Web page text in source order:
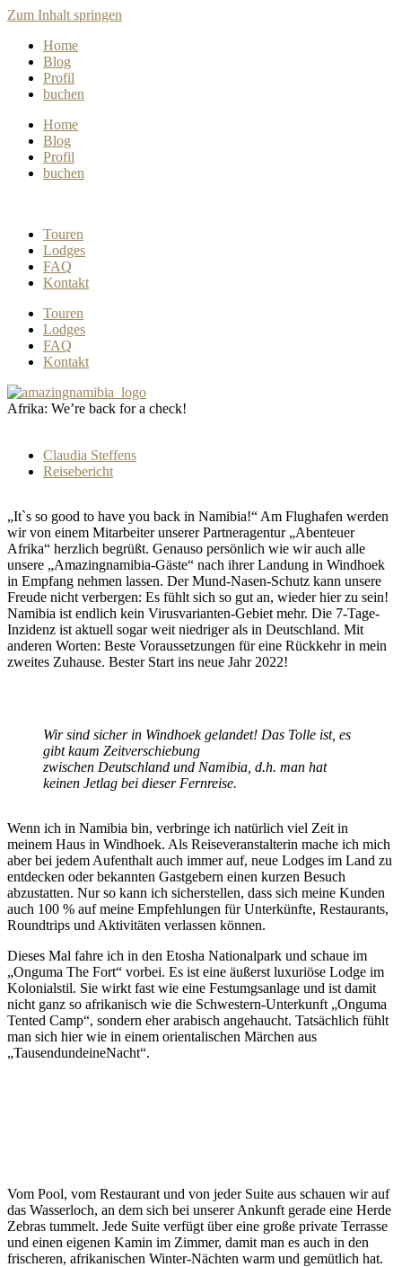
Zum Inhalt springen
Home
Blog
Profil
buchen
Home
Blog
Profil
buchen
Touren
Lodges
FAQ
Kontakt
Touren
Lodges
FAQ
Kontakt
Afrika: We’re back for a check!
Claudia Steffens
Reisebericht
„It`s so good to have you back in Namibia!“ Am Flughafen werden
wir von einem Mitarbeiter unserer Partneragentur „Abenteuer
Afrika“ herzlich begrüßt. Genauso persönlich wie wir auch alle
unsere „Amazingnamibia-Gäste“ nach ihrer Landung in Windhoek
in Empfang nehmen lassen. Der Mund-Nasen-Schutz kann unsere
Freude nicht verbergen: Es fühlt sich so gut an, wieder hier zu sein!
Namibia ist endlich kein Virusvarianten-Gebiet mehr. Die 7-Tage-
Inzidenz ist aktuell sogar weit niedriger als in Deutschland. Mit
anderen Worten: Beste Voraussetzungen für eine Rückkehr in mein
zweites Zuhause. Bester Start ins neue Jahr 2022!
Wir sind sicher in Windhoek gelandet! Das Tolle ist, es
gibt kaum Zeitverschiebung
zwischen Deutschland und Namibia, d.h. man hat
keinen Jetlag bei dieser Fernreise.
Wenn ich in Namibia bin, verbringe ich natürlich viel Zeit in
meinem Haus in Windhoek. Als Reiseveranstalterin mache ich mich
aber bei jedem Aufenthalt auch immer auf, neue Lodges im Land zu
entdecken oder bekannten Gastgebern einen kurzen Besuch
abzustatten. Nur so kann ich sicherstellen, dass sich meine Kunden
auch 100 % auf meine Empfehlungen für Unterkünfte, Restaurants,
Roundtrips und Aktivitäten verlassen können.
Dieses Mal fahre ich in den Etosha Nationalpark und schaue im
„Onguma The Fort“ vorbei. Es ist eine äußerst luxuriöse Lodge im
Kolonialstil. Sie wirkt fast wie eine Festumgsanlage und ist damit
nicht ganz so afrikanisch wie die Schwestern-Unterkunft „Onguma
Tented Camp“, sondern eher arabisch angehaucht. Tatsächlich fühlt
man sich hier wie in einem orientalischen Märchen aus
„TausendundeineNacht“.
Vom Pool, vom Restaurant und von jeder Suite aus schauen wir auf
das Wasserloch, an dem sich bei unserer Ankunft gerade eine Herde
Zebras tummelt. Jede Suite verfügt über eine große private Terrasse
und einen eigenen Kamin im Zimmer, damit man es auch in den
frischeren, afrikanischen Winter-Nächten warm und gemütlich hat.